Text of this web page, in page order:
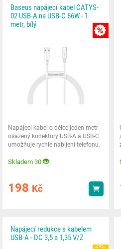
Baseus napájecí kabel CATYS-
02 USB-A na USB-C 66W - 1
metr, bílý
Napájecí kabel o délce jeden metr
osazený konektory USB-A a USB-C
umožňuje rychlé nabíjení telefonu.
Skladem 30
198 Kč Koupit
Napájecí redukce s kabelem
USB-A - DC 3,5 a 1,35 V/Z